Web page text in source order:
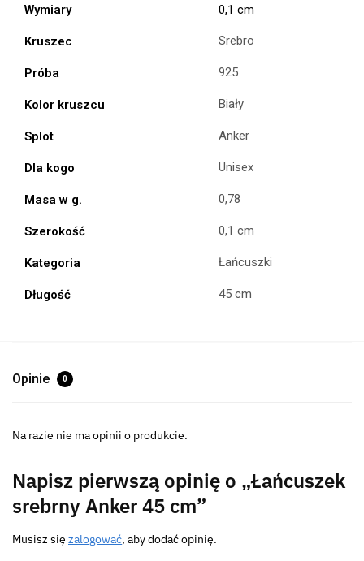
Wymiary 0,1 cm
Kruszec Srebro
Próba 925
Kolor kruszcu Biały
Splot Anker
Dla kogo Unisex
Masa w g. 0,78
Szerokość 0,1 cm
Kategoria Łańcuszki
Długość 45 cm
Opinie 0
Na razie nie ma opinii o produkcie.
Napisz pierwszą opinię o „Łańcuszek
srebrny Anker 45 cm”
Musisz się zalogować, aby dodać opinię.